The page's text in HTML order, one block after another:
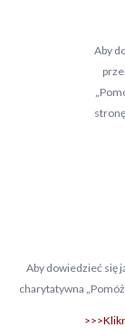
Aby
Aby dowiedzieć się
charytatywna